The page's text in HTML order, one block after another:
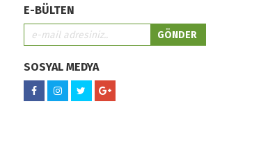
E-BÜLTEN
SOSYAL MEDYA